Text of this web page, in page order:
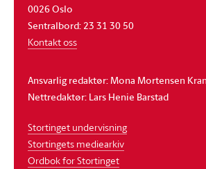
0026 Oslo
Sentralbord: 23 31 30 50
Kontakt oss
Ansvarlig redaktør: Mona Mortensen
Nettredaktør: Lars Henie Barstad
Stortinget undervisning
Stortingets mediearkiv
Ordbok for Stortinget